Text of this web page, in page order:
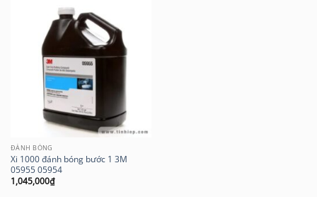
ĐÁNH BÓNG
Xi 1000 đánh bóng bước 1 3M
05955 05954
1,045,000₫